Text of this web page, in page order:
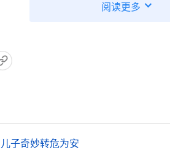
阅读更多
子奇妙转危为安